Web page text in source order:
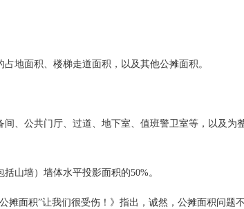
面积、楼梯走道面积，以及其他公摊面积。
、公共门厅、过道、地下室、值班警卫室等，以及为
山墙）墙体水平投影面积的50%。
面积”让我们很受伤！》指出，诚然，公摊面积问题